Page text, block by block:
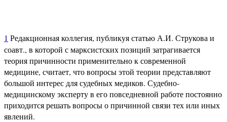
1 Редакционная коллегия, публикуя статью А.И. Струкова и
соавт., в которой с марксистских позиций затрагивается
теория причинности применительно к современной
медицине, считает, что вопросы этой теории представляют
большой интерес для судебных медиков. Судебно-
медицинскому эксперту в его повседневной работе постоянно
приходится решать вопросы о причинной связи тех или иных
явлений.